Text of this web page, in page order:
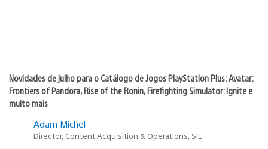
Novidades de julho para o Catálogo de Jogos PlayStation Plus: Avatar:
Frontiers of Pandora, Rise of the Ronin, Firefighting Simulator: Ignite e
muito mais
Adam Michel
Director, Content Acquisition & Operations, SIE